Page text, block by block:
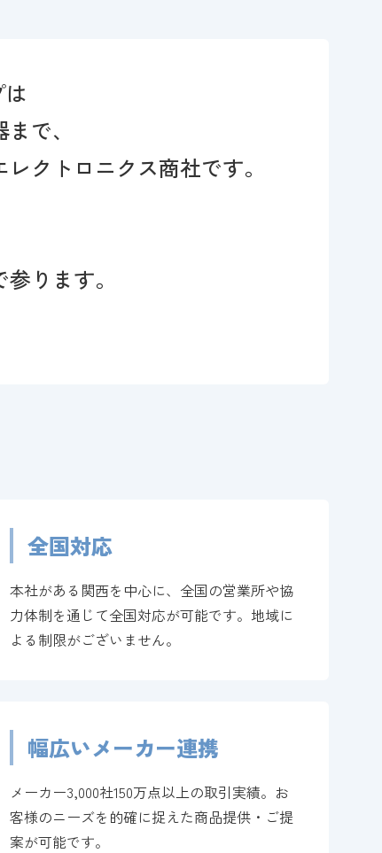
で、
クトロニクス商社です。
ります。
全国対応
本社がある関西を中心に、全国の営業所や協
力体制を通じて全国対応が可能です。地域に
よる制限がございません。
幅広いメーカー連携
メーカー3,000社150万点以上の取引実績。お
客様のニーズを的確に捉えた商品提供・ご提
案が可能です。